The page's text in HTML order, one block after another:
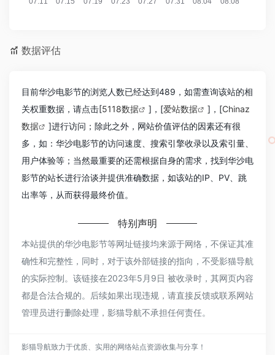
数据评估
目前华沙电影节的浏览人数已经达到489，如需查询该站的相
关权重数据，请点击[5118数据 ]，[爱站数据 ]，[Chinaz
数据
]进行访问；除此之外，网站价值评估的因素还有很
多，如：华沙电影节的访问速度、搜索引擎收录以及索引量、
用户体验等；当然最重要的还需根据自身的需求，找到华沙电
影节的站长进行洽谈并提供准确数据，如该站的IP、PV、跳
出率等，从而获得最终价值。
特别声明
本站提供的华沙电影节等网址链接均来源于网络，不保证其准
确性和完整性，同时，对于该外部链接的指向，不受影猫导航
的实际控制。该链接在2023年5月9日 被收录时，其网页内容
都是合法合规的。后续如果出现违规，请直接反馈或联系网站
管理员进行删除处理，影猫导航不承担任何责任。
影猫导航致力于优质、实用的网络站点资源收集与分享！